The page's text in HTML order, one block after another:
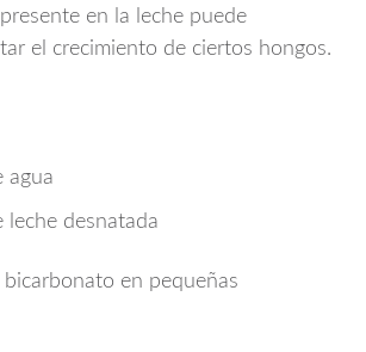
en la leche puede
el crecimiento de ciertos hongos.
agua
leche desnatada
bicarbonato en pequeñas